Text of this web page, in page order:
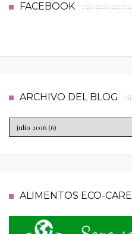
FACEBOOK
ARCHIVO DEL BLOG
ALIMENTOS ECO-CARE